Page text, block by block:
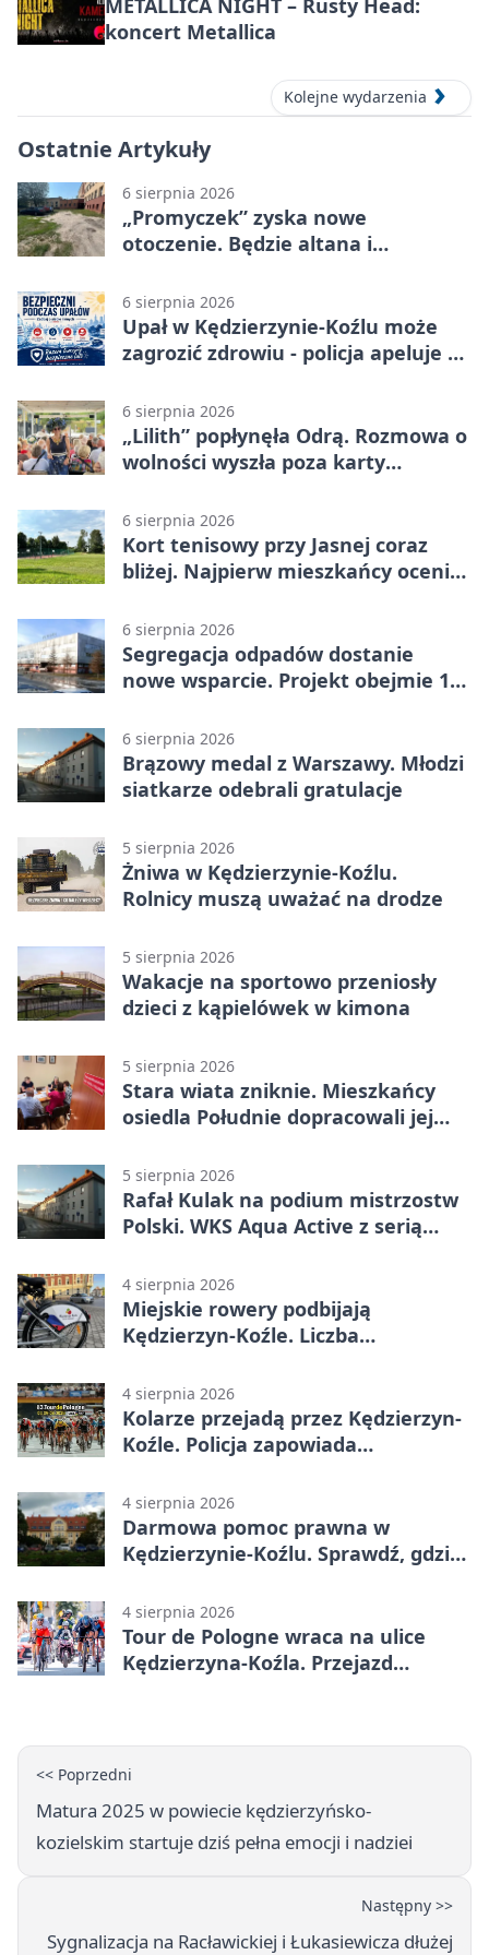
METALLICA NIGHT – Rusty Head:
koncert Metallica
Kolejne wydarzenia
Ostatnie Artykuły
6 sierpnia 2026
„Promyczek” zyska nowe
otoczenie. Będzie altana i
6 sierpnia 2026
Upał w Kędzierzynie-Koźlu może
zagrozić zdrowiu - policja apeluje o
6 sierpnia 2026
„Lilith” popłynęła Odrą. Rozmowa o
wolności wyszła poza karty
6 sierpnia 2026
Kort tenisowy przy Jasnej coraz
bliżej. Najpierw mieszkańcy ocenią
6 sierpnia 2026
Segregacja odpadów dostanie
nowe wsparcie. Projekt obejmie 15
6 sierpnia 2026
Brązowy medal z Warszawy. Młodzi
siatkarze odebrali gratulacje
5 sierpnia 2026
Żniwa w Kędzierzynie-Koźlu.
Rolnicy muszą uważać na drodze
5 sierpnia 2026
Wakacje na sportowo przeniosły
dzieci z kąpielówek w kimona
5 sierpnia 2026
Stara wiata zniknie. Mieszkańcy
osiedla Południe dopracowali jej
5 sierpnia 2026
Rafał Kulak na podium mistrzostw
Polski. WKS Aqua Active z serią
4 sierpnia 2026
Miejskie rowery podbijają
Kędzierzyn-Koźle. Liczba
4 sierpnia 2026
Kolarze przejadą przez Kędzierzyn-
Koźle. Policja zapowiada
4 sierpnia 2026
Darmowa pomoc prawna w
Kędzierzynie-Koźlu. Sprawdź, gdzie
4 sierpnia 2026
Tour de Pologne wraca na ulice
Kędzierzyna-Koźla. Przejazd
<< Poprzedni
Matura 2025 w powiecie kędzierzyńsko-
kozielskim startuje dziś pełna emocji i nadziei
Następny >>
Sygnalizacja na Racławickiej i Łukasiewicza dłużej